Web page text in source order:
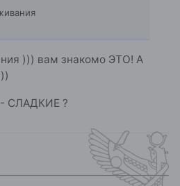
))) вам знакомо ЭТО! А
СЛАДКИЕ ?
"